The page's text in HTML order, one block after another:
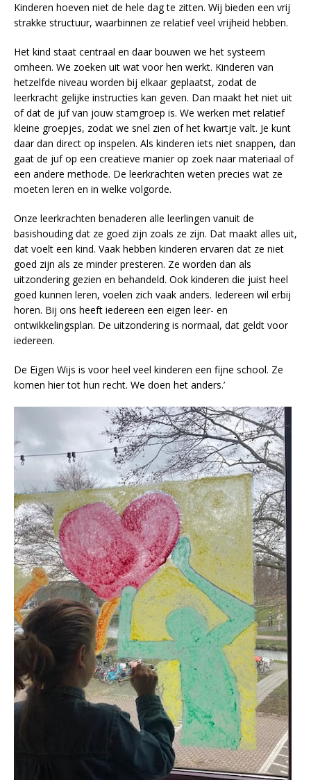
Kinderen hoeven niet de hele dag te zitten. Wij bieden een vrij
strakke structuur, waarbinnen ze relatief veel vrijheid hebben.
Het kind staat centraal en daar bouwen we het systeem
omheen. We zoeken uit wat voor hen werkt. Kinderen van
hetzelfde niveau worden bij elkaar geplaatst, zodat de
leerkracht gelijke instructies kan geven. Dan maakt het niet uit
of dat de juf van jouw stamgroep is. We werken met relatief
kleine groepjes, zodat we snel zien of het kwartje valt. Je kunt
daar dan direct op inspelen. Als kinderen iets niet snappen, dan
gaat de juf op een creatieve manier op zoek naar materiaal of
een andere methode. De leerkrachten weten precies wat ze
moeten leren en in welke volgorde.
Onze leerkrachten benaderen alle leerlingen vanuit de
basishouding dat ze goed zijn zoals ze zijn. Dat maakt alles uit,
dat voelt een kind. Vaak hebben kinderen ervaren dat ze niet
goed zijn als ze minder presteren. Ze worden dan als
uitzondering gezien en behandeld. Ook kinderen die juist heel
goed kunnen leren, voelen zich vaak anders. Iedereen wil erbij
horen. Bij ons heeft iedereen een eigen leer- en
ontwikkelingsplan. De uitzondering is normaal, dat geldt voor
iedereen.
De Eigen Wijs is voor heel veel kinderen een fijne school. Ze
komen hier tot hun recht. We doen het anders.’